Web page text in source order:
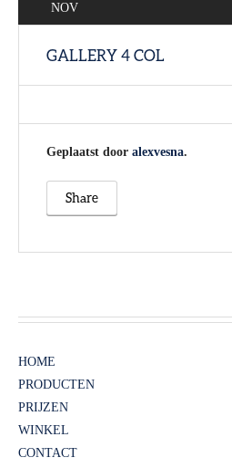
NOV
GALLERY 4 COL
Geplaatst door alexvesna.
Share
HOME
PRODUCTEN
PRIJZEN
WINKEL
CONTACT